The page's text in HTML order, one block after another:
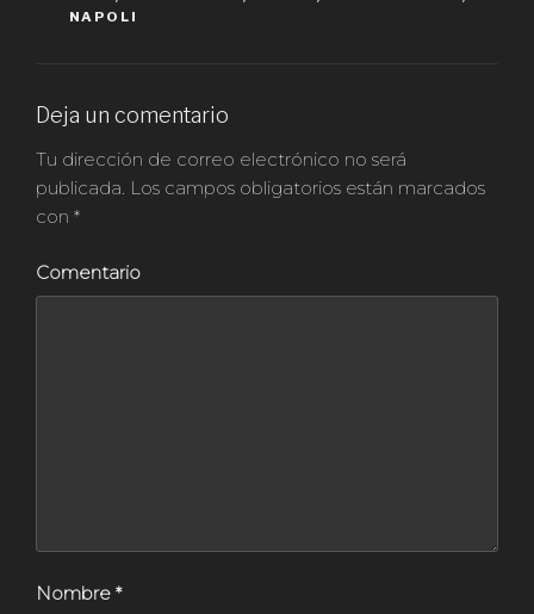
NAPOLI
Deja un comentario
Tu dirección de correo electrónico no será
publicada. Los campos obligatorios están marcados
con *
Comentario
Nombre *